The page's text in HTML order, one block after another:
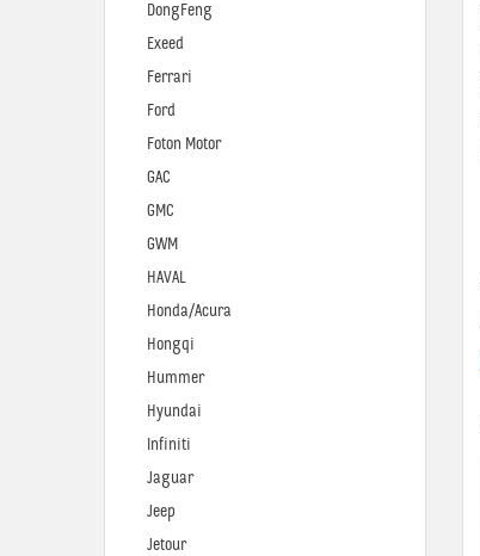
DongFeng
Exeed
Ferrari
Ford
Foton Motor
GAC
GMC
GWM
HAVAL
Honda/Acura
Hongqi
Hummer
Hyundai
Infiniti
Jaguar
Jeep
Jetour